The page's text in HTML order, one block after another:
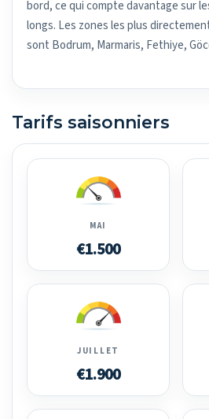
bord, ce qui compte davantage sur
longs. Les zones les plus
sont Bodrum, Marmaris, Fethiye,
Tarifs saisonniers
MAI
€1.500
JUILLET
€1.900